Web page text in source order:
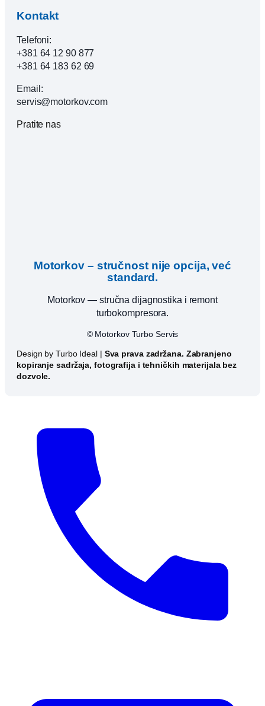
Kontakt
Telefoni:
+381 64 12 90 877
+381 64 183 62 69
Email:
servis@motorkov.com
Pratite nas
Motorkov – stručnost nije opcija, već
standard.
Motorkov — stručna dijagnostika i remont
turbokompresora.
© Motorkov Turbo Servis
Design by Turbo Ideal | Sva prava zadržana. Zabranjeno
kopiranje sadržaja, fotografija i tehničkih materijala bez
dozvole.